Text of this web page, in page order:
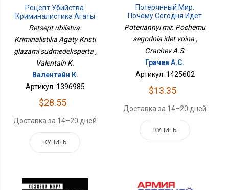
Рецепт Убийства.
Криминалистика Агаты
Кристи Глазами
Судмедэксперта
Retsept ubiistva.
Kriminalistika Agaty Kristi
glazami sudmedeksperta ,
Valentain K.
Валентайн К.
Артикул: 1396985
$28.55
Доставка за 14–20 дней
КУПИТЬ
Потерянный Мир.
Почему Сегодня Идет
Война
Poteriannyi mir. Pochemu
segodnia idet voina ,
Grachev A.S.
Грачев А.С.
Артикул: 1425602
$13.35
Доставка за 14–20 дней
КУПИТЬ